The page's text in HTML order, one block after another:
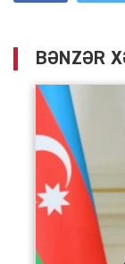
BƏNZƏR